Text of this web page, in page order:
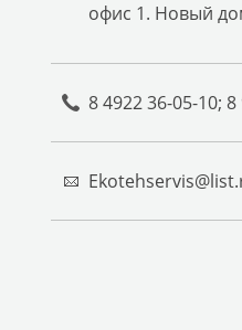
офис 1. Новый
8 4922 36-05-10;